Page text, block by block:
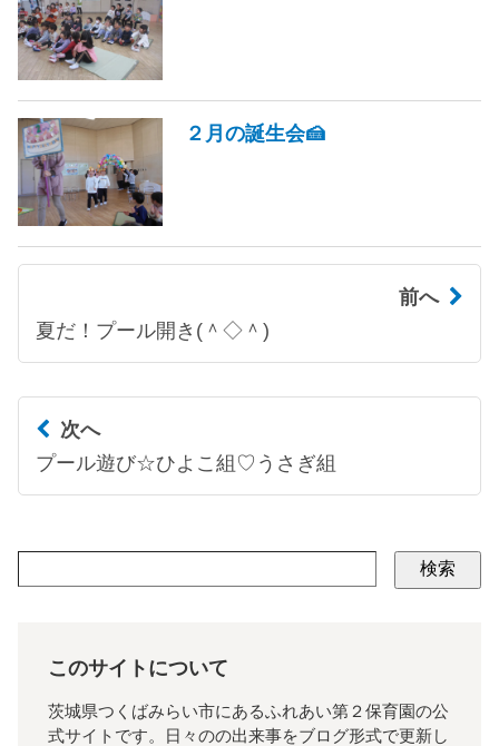
２月の誕生会🍰
前へ
夏だ！プール開き(＾◇＾)
次へ
プール遊び☆ひよこ組♡うさぎ組
検索
このサイトについて
茨城県つくばみらい市にあるふれあい第２保育園の公
式サイトです。日々のの出来事をブログ形式で更新し